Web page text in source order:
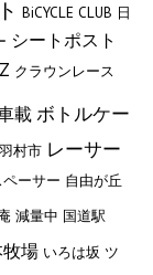
BiCYCLE CLUB 日
シートポスト
クラウンレース
載 ボトルケー
羽村市 レーサー
ーサー 自由が丘
減量中 国道駅
場 いろは坂 ツ